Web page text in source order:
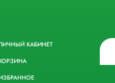
КАБИНЕТ